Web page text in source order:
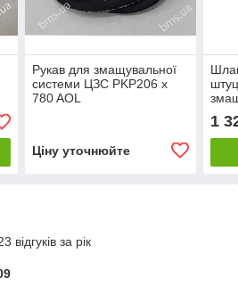
Рукав для змащувальної
системи ЦЗС PKP206 x
780 AOL
Ціну уточнюйте
1
відгуків за рік